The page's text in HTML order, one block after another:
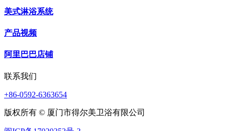
美式淋浴系统
产品视频
阿里巴巴店铺
联系我们
+86-0592-6363654
版权所有 © 厦门市得尔美卫浴有限公司